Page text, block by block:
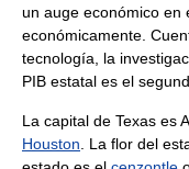
un auge económico en
económicamente.
tecnología, la
PIB estatal es el
La capital de Texas es
Houston . La flor del